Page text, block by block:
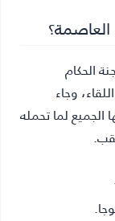
الحكام
وجاء
لما تحمله